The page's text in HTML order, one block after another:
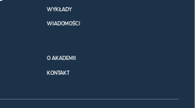
WYKŁADY
WIADOMOŚCI
O AKADEMII
KONTAKT